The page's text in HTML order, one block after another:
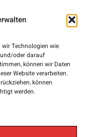
Technologien wie
oder darauf
können wir Daten
Website verarbeiten.
können
werden.
nur, wenn sie
unsere Werte
jemand in